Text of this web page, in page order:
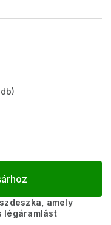
db)
amely
légáramlást